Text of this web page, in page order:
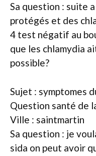
Sa question : suite
protégés et des
4 test négatif au
que les chlamydia
possible?
Sujet : symptomes
Question santé de
Ville : saintmartin
Sa question : je
sida on peut avoir